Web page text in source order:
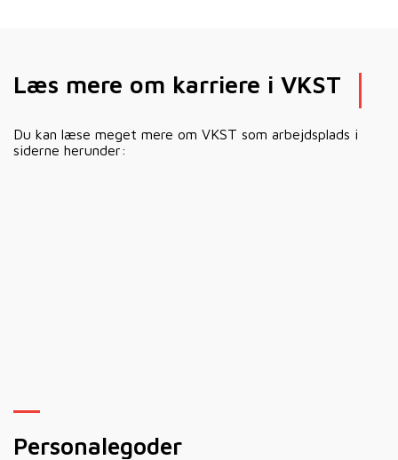
Læs mere om karriere i VKST
Du kan læse meget mere om VKST som arbejdsplads i
siderne herunder:
Personalegoder